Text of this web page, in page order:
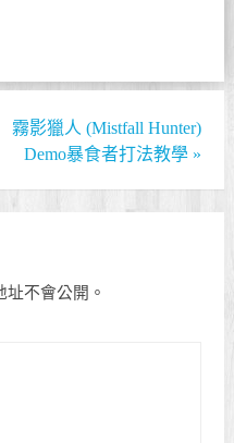
霧影獵人 (Mistfall Hunter)
Demo暴食者打法教學 »
不會公開。